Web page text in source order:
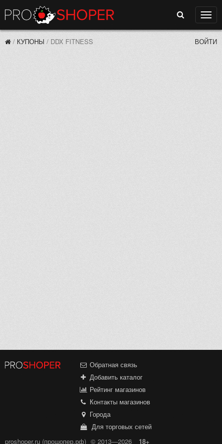
Поиск
/ КУПОНЫ / DDX FITNESS ВОЙТИ
Обратная связь
Добавить каталог
Рейтинг магазинов
Контакты магазинов
Города
Для торговых сетей
proshoper.ru (прошопер.рф) © 2013—2026 18+